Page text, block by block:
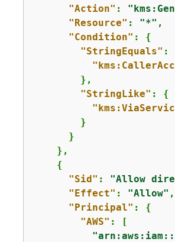
"Action" :
"Resource" : "*" ,
"Condition" : {
"StringEquals" :
        },
"StringLike" : {
        }
      }
    },
{
"Sid" : "Allow
"Effect" : "Allow" ,
"Principal" : {
"AWS" : [
"arn:aws:iam::